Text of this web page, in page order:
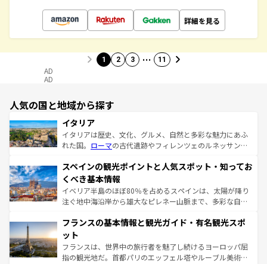
詳細を見る
1 2 3 … 11
AD
AD
人気の国と地域から探す
イタリア
イタリアは歴史、文化、グルメ、自然と多彩な魅力にあふ
れた国。 ローマの古代遺跡やフィレンツェのルネッサンス
ろん、トスカーナの美しい田園風景やアマルフィ海岸の絶
景など、自然景観も見逃せない。観光の合間には、本場の
ピザやパスタなど、絶品のイタリア料理を堪能することも
できる。朝目覚めてから夜眠るまで、すべての瞬間を楽し
なお、新着のイタリア情報はコンテンツ一覧を参照してほ
しい。
スペインの観光ポイントと人気スポット・知ってお
くべき基本情報
イベリア半島のほぼ80％を占めるスペインは、太陽が降り
注ぐ地中海沿岸から雄大なピレネー山脈まで、多彩な自然
文化が根付くこの国では、情熱的なフラメンコ、熱気あふ
れる闘牛、そして美味しいタパスが生活の一部となってい
る。首都マドリードの洗練された雰囲気や、バルセロナの
アートに溢れた街角から、地方では古代ローマ遺跡や中世
フランスの基本情報と観光ガイド・有名観光スポ
ット
フランスは、世界中の旅行者を魅了し続けるヨーロッパ屈
指の観光地だ。首都パリのエッフェル塔やルーブル美術館